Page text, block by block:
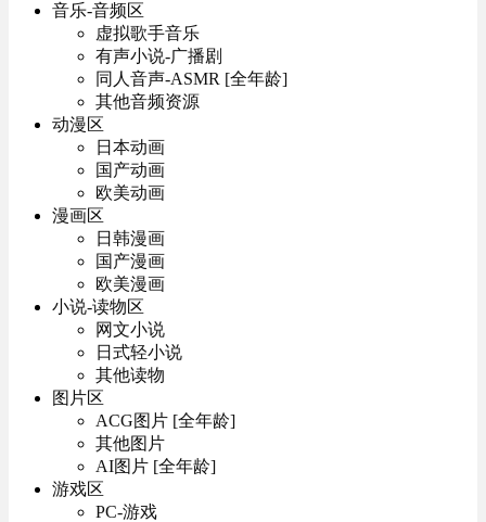
音乐-音频区
虚拟歌手音乐
有声小说-广播剧
同人音声-ASMR [全年龄]
其他音频资源
动漫区
日本动画
国产动画
欧美动画
漫画区
日韩漫画
国产漫画
欧美漫画
小说-读物区
网文小说
日式轻小说
其他读物
图片区
ACG图片 [全年龄]
其他图片
AI图片 [全年龄]
游戏区
PC-游戏